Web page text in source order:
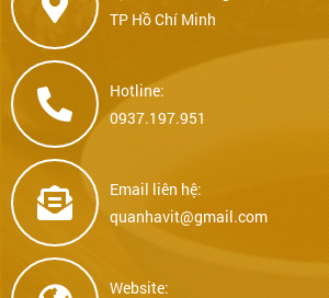
TP Hồ Chí Minh
Hotline:
0937.197.951
Email liên hệ:
quanhavit@gmail.com
Website: